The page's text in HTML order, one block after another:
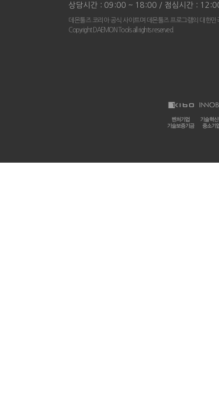
상담시간 : 09:00 ~ 18:00 / 점심시간 :
데몬툴즈 코리아 공식 사이트며 데몬툴즈 프로그램의 대한
Copyright DAEMON Tools all rights reserved.